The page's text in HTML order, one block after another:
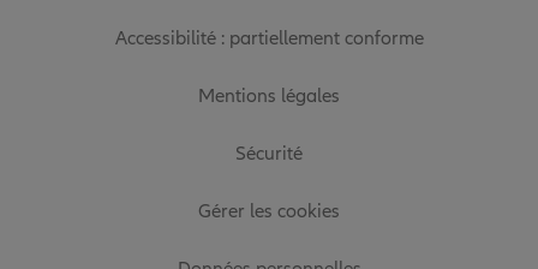
Accessibilité : partiellement conforme
Mentions légales
Sécurité
Gérer les cookies